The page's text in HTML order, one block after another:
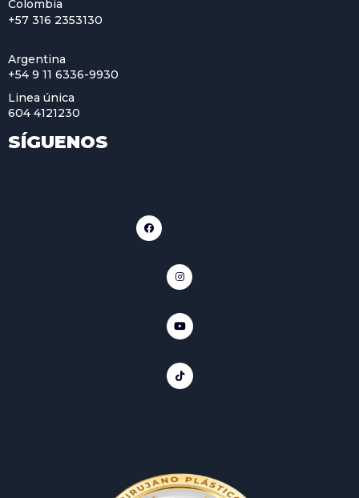
Colombia
+57 316 2353130
Argentina
+54 9 11 6336-9930
Linea única
604 4121230
SÍGUENOS